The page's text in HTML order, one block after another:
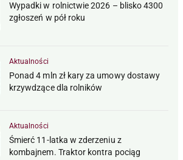
Wypadki w rolnictwie 2026 – blisko 4300
zgłoszeń w pół roku
Aktualności
Ponad 4 mln zł kary za umowy dostawy
krzywdzące dla rolników
Aktualności
Śmierć 11-latka w zderzeniu z
kombajnem. Traktor kontra pociąg